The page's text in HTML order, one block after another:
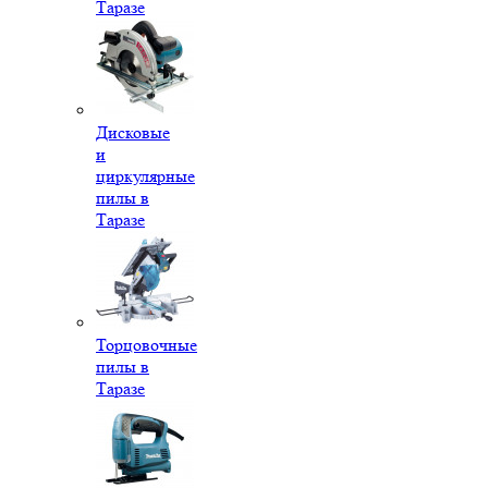
Таразе
Дисковые
и
циркулярные
пилы в
Таразе
Торцовочные
пилы в
Таразе